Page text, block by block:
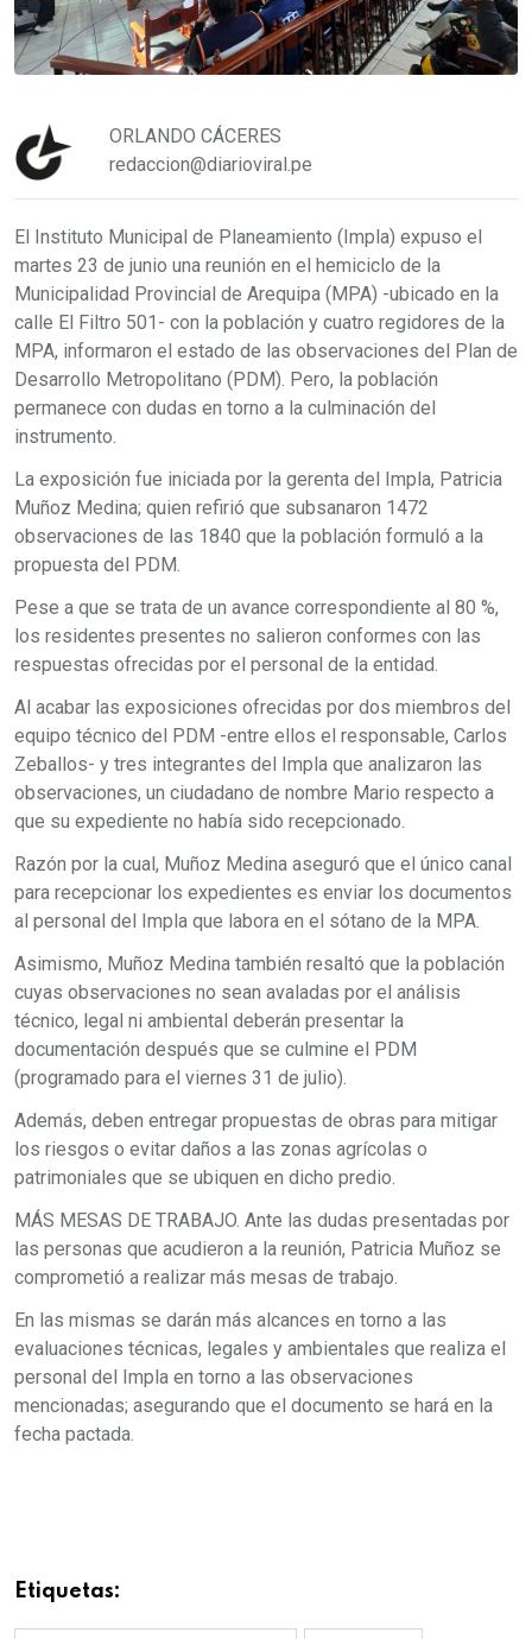
ORLANDO CÁCERES
redaccion@diarioviral.pe
El Instituto Municipal de Planeamiento (Impla) expuso el
martes 23 de junio una reunión en el hemiciclo de la
Municipalidad Provincial de Arequipa (MPA) -ubicado en la
calle El Filtro 501- con la población y cuatro regidores de la
MPA, informaron el estado de las observaciones del Plan de
Desarrollo Metropolitano (PDM). Pero, la población
permanece con dudas en torno a la culminación del
instrumento.
La exposición fue iniciada por la gerenta del Impla, Patricia
Muñoz Medina; quien refirió que subsanaron 1472
observaciones de las 1840 que la población formuló a la
propuesta del PDM.
Pese a que se trata de un avance correspondiente al 80 %,
los residentes presentes no salieron conformes con las
respuestas ofrecidas por el personal de la entidad.
Al acabar las exposiciones ofrecidas por dos miembros del
equipo técnico del PDM -entre ellos el responsable, Carlos
Zeballos- y tres integrantes del Impla que analizaron las
observaciones, un ciudadano de nombre Mario respecto a
que su expediente no había sido recepcionado.
Razón por la cual, Muñoz Medina aseguró que el único canal
para recepcionar los expedientes es enviar los documentos
al personal del Impla que labora en el sótano de la MPA.
Asimismo, Muñoz Medina también resaltó que la población
cuyas observaciones no sean avaladas por el análisis
técnico, legal ni ambiental deberán presentar la
documentación después que se culmine el PDM
(programado para el viernes 31 de julio).
Además, deben entregar propuestas de obras para mitigar
los riesgos o evitar daños a las zonas agrícolas o
patrimoniales que se ubiquen en dicho predio.
MÁS MESAS DE TRABAJO. Ante las dudas presentadas por
las personas que acudieron a la reunión, Patricia Muñoz se
comprometió a realizar más mesas de trabajo.
En las mismas se darán más alcances en torno a las
evaluaciones técnicas, legales y ambientales que realiza el
personal del Impla en torno a las observaciones
mencionadas; asegurando que el documento se hará en la
fecha pactada.
Etiquetas: